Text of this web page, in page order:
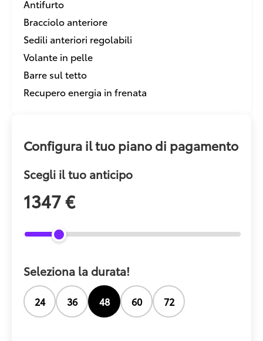
Antifurto
Bracciolo anteriore
Sedili anteriori regolabili
Volante in pelle
Barre sul tetto
Recupero energia in frenata
Configura il tuo piano di pagamento
Scegli il tuo anticipo
1347 €
Seleziona la durata!
24 36 48 60 72